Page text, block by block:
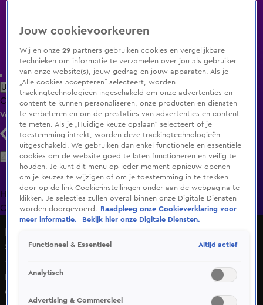
Uitzending Gemist Populaire programma's Zenders Genres
ClipsFilmsRadioSmart TV inlogShop
Volg KIJK
Zoeken
HomeUitzending Gemist Programma's De Bondgenoten
OranjezomerLivestreamsShop
Seizoen 2, aflevering 121
7 apr 2025, 19:33
De finale gaat beginnen. Wie gaat naar huis met 100.000
euro?
Jouw cookievoorkeuren
Wij en onze29 partners gebruiken cookies en vergelijkbare
technieken om informatie te verzamelen over jou als gebruiker
van onze website(s), jouw gedrag en jouw apparaten. Als je
„Alle cookies accepteren” selecteert, worden
trackingtechnologieën ingeschakeld om onze advertenties en
content te kunnen personaliseren, onze producten en diensten
te verbeteren en om de prestaties van advertenties en content
te meten. Als je „Huidige keuze opslaan” selecteert of je
toestemming intrekt, worden deze trackingtechnologieën
uitgeschakeld. We gebruiken dan enkel functionele en essentiële
cookies om de website goed te laten functioneren en veilig te
houden. Je kunt dit menu op ieder moment opnieuw openen
om je keuzes te wijzigen of om je toestemming in te trekken
door op de link Cookie-instellingen onder aan de webpagina te
klikken. Je selecties zullen overal binnen onze Digitale Diensten
worden doorgevoerd.
Raadpleeg onze Cookieverklaring voor
meer informatie.
Bekijk hier onze Digitale Diensten.
Functioneel & Essentieel Altijd actief
Analytisch
Advertising & Commercieel